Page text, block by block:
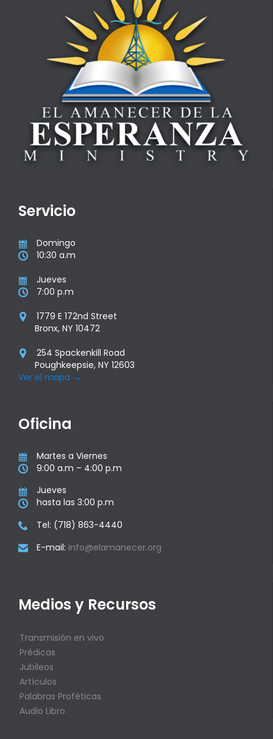
Servicio
 Domingo
 10:30 a.m
 Jueves
 7:00 p.m

1779 E 172nd Street
Bronx, NY 10472

254 Spackenkill Road
Poughkeepsie, NY 12603
Ver el mapa →
Oficina
 Martes a Viernes
 9:00 a.m – 4:00 p.m
 Jueves
 hasta las 3:00 p.m
 Tel: (718) 863-4440
 E-mail: info@elamanecer.org
Medios y Recursos
Transmisión en vivo
Prédicas
Jubileos
Artículos
Palabras Proféticas
Audio Libro